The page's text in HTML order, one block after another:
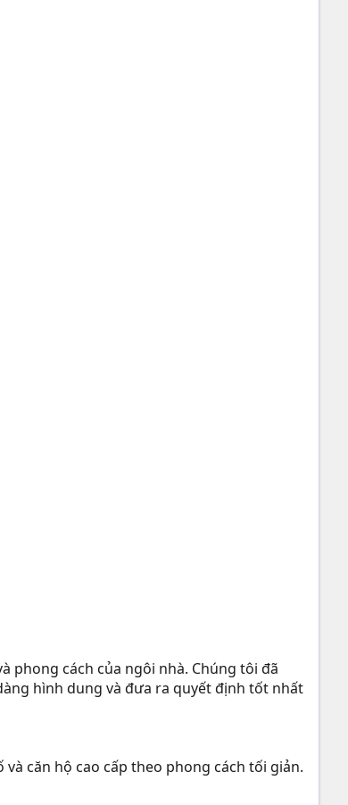
phong cách của ngôi nhà. Chúng tôi đã
hình dung và đưa ra quyết định tốt nhất
căn hộ cao cấp theo phong cách tối giản.